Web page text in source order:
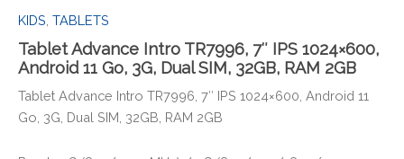
KIDS TABLETS
Tablet Advance Intro TR7996, 7″ IPS 1024×600,
Android 11 Go, 3G, Dual SIM, 32GB, RAM 2GB
Tablet Advance Intro TR7996, 7″ IPS 1024×600, Android 11
Go, 3G, Dual SIM, 32GB, RAM 2GB